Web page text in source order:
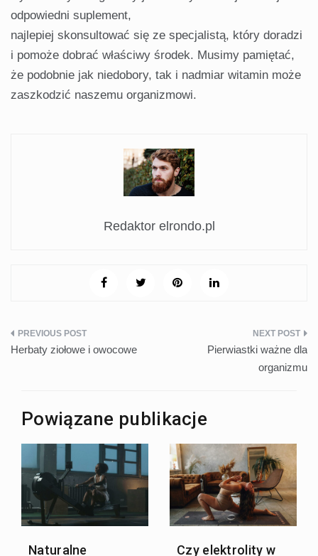
odpowiedni suplement,
najlepiej skonsultować się ze specjalistą, który doradzi
i pomoże dobrać właściwy środek. Musimy pamiętać,
że podobnie jak niedobory, tak i nadmiar witamin może
zaszkodzić naszemu organizmowi.
Redaktor elrondo.pl
Nawigacja
Herbaty ziołowe i owocowe
Pierwiastki ważne dla
organizmu
Powiązane publikacje
Naturalne
Czy elektrolity w